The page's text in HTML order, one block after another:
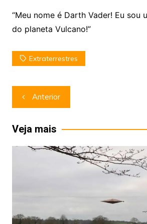
“Meu nome é Darth Vader! Eu sou
do planeta Vulcano!”
Extraterrestres
Navegação
de
Post
Anterior
Veja mais